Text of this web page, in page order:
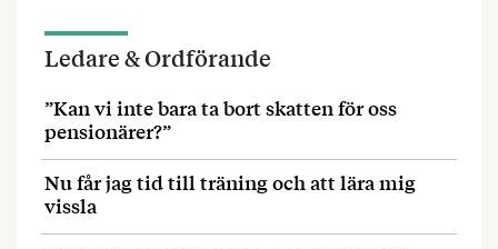
Ledare & Ordförande
”Kan vi inte bara ta bort skatten för oss
pensionärer?”
Nu får jag tid till träning och att lära mig
vissla